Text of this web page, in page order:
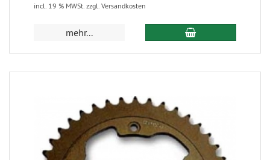
incl. 19 % MWSt. zzgl. Versandkosten
mehr...